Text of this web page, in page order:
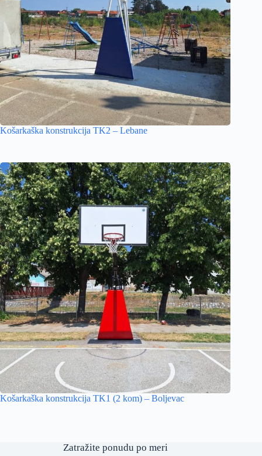
Košarkaška konstrukcija TK2 – Lebane
Košarkaška konstrukcija TK1 (2 kom) – Boljevac
Zatražite ponudu po meri